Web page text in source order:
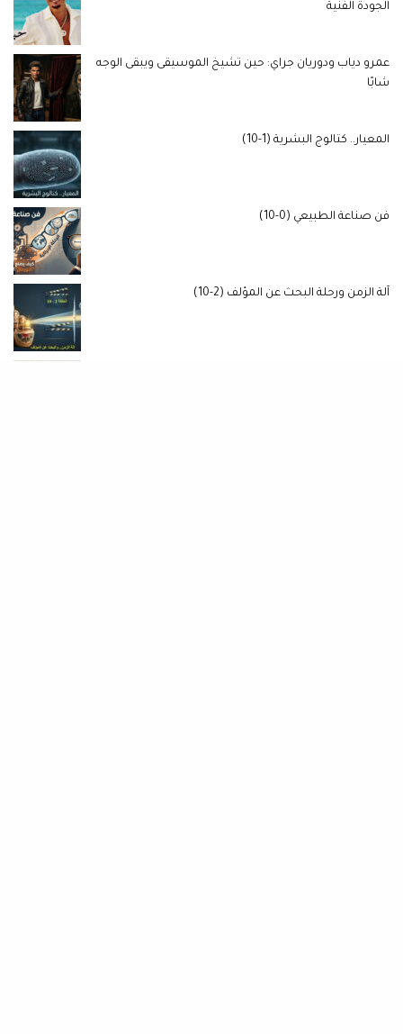
الجودة الفنية
عمرو دياب ودوريان جراي: حين تشيخ الموسيقى ويبقى الوجه
شابًا
المعيار.. كتالوج البشرية (1-10)
فن صناعة الطبيعي (0-10)
آلة الزمن ورحلة البحث عن المؤلف (2-10)